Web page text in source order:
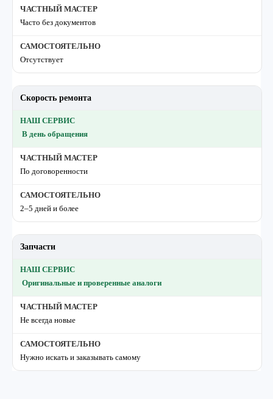
Часто без документов
Отсутствует
Скорость ремонта
В день обращения
По договоренности
2–5 дней и более
Запчасти
Оригинальные и проверенные аналоги
Не всегда новые
Нужно искать и заказывать самому